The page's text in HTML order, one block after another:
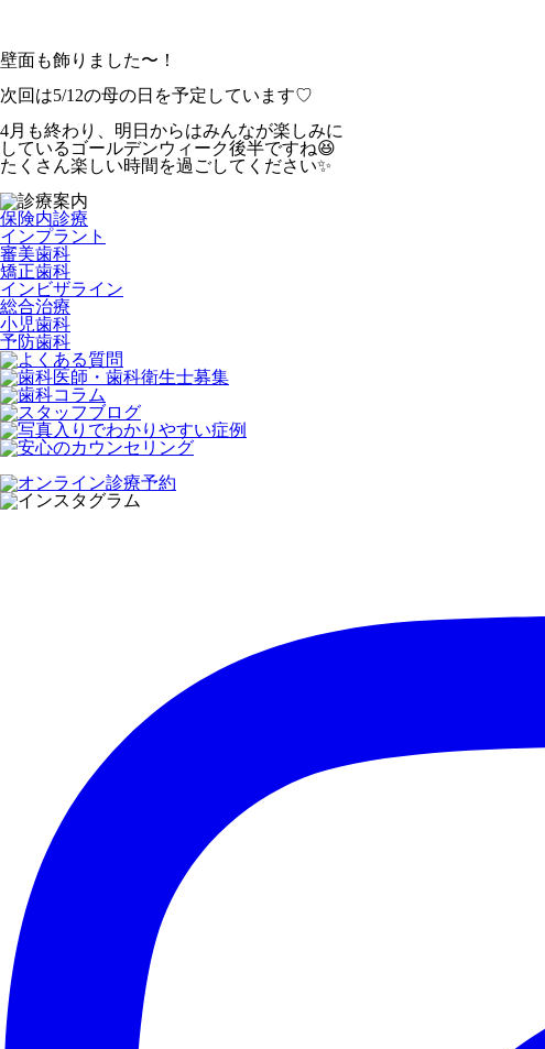
壁面も飾りました〜！
次回は5/12の母の日を予定しています♡
4月も終わり、明日からはみんなが楽しみに
しているゴールデンウィーク後半ですね😆
たくさん楽しい時間を過ごしてください✨
保険内診療
インプラント
審美歯科
矯正歯科
インビザライン
総合治療
小児歯科
予防歯科